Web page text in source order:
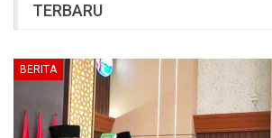
TERBARU
BERITA